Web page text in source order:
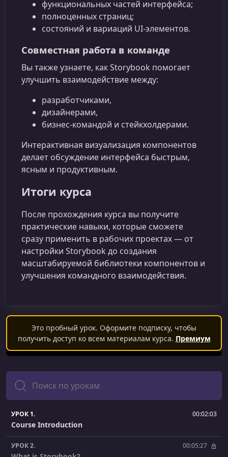
функциональных частей интерфейса;
полноценных страниц;
состояний и вариаций UI‑элементов.
Совместная работа в команде
Вы также узнаете, как Storybook помогает
улучшить взаимодействие между:
разработчиками,
дизайнерами,
бизнес‑командой и стейкхолдерами.
Интерактивная визуализация компонентов
делает обсуждение интерфейса быстрым,
ясным и продуктивным.
Итоги курса
После прохождения курса вы получите
практические навыки, которые сможете
сразу применить в рабочих проектах — от
настройки Storybook до создания
масштабируемой библиотеки компонентов и
улучшения командного взаимодействия.
Это пробный урок. Оформите подписку, чтобы
получить доступ ко всем материалам курса. Премиум
Поиск
УРОК 1. 00:02:03
Course Introduction
УРОК 2. 00:05:27